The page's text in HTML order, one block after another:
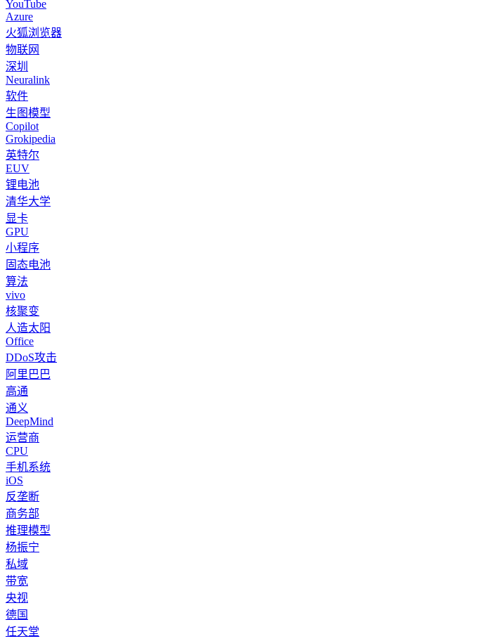
YouTube
Azure
火狐浏览器
物联网
深圳
Neuralink
软件
生图模型
Copilot
Grokipedia
英特尔
EUV
锂电池
清华大学
显卡
GPU
小程序
固态电池
算法
vivo
核聚变
人造太阳
Office
DDoS攻击
阿里巴巴
高通
通义
DeepMind
运营商
CPU
手机系统
iOS
反垄断
商务部
推理模型
杨振宁
私域
带宽
央视
德国
任天堂